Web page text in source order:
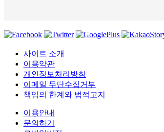
사이트 소개
이용약관
개인정보처리방침
이메일 무단수집거부
책임의 한계와 법적고지
이용안내
문의하기